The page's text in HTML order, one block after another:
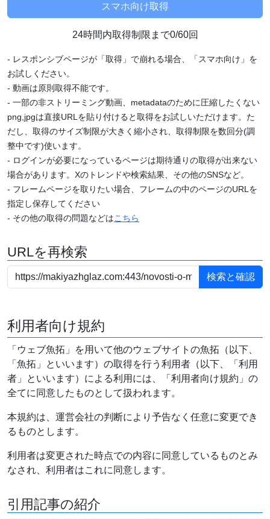
24時間内取得制限まで0/60回
- レスポンシブページが「取得」で崩れる場合、「スマホ向け」を
お試しください。
- 動画は原則取得不能です。
- 一部の非ストリーミング動画、metadataのために圧縮したくない
png,jpgは直接URLを貼り付けると取得をお試しいただけます。た
だし、取得のサイズ制限が大きく縮小され、取得制限を数回分(調
整中です)使います。
- ログインが必要になっているページは期待通りの取得が出来ない
場合があります。Xのトレンドや検索結果、その他のSNSなど。
- フレームページを取りたい場合、フレームの中のページのURLを
指定し保存してください
- その他の取得の問題などはこちら
URLを再検索
利用者向け規約
「ウェブ魚拓」を用いて他のウェブサイトの魚拓（以下、
「魚拓」といいます）の取得を行う利用者（以下、「利用
者」といいます）による利用には、「利用者向け規約」の
全てに同意したものとして扱われます。
本規約は、運営会社の判断により予告なく任意に変更でき
るものとします。
利用者は変更された時点での内容に同意しているものとみ
なされ、利用者はこれに同意します。
引用記事の紹介